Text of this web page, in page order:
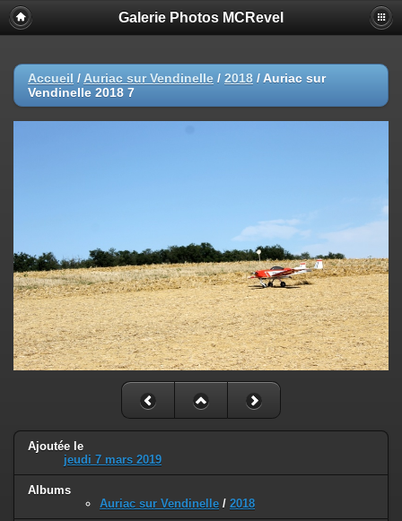
Galerie Photos MCRevel
Accueil / Auriac sur Vendinelle / 2018 / Auriac sur
Vendinelle 2018 7
Ajoutée le
jeudi 7 mars 2019
Albums
Auriac sur Vendinelle / 2018